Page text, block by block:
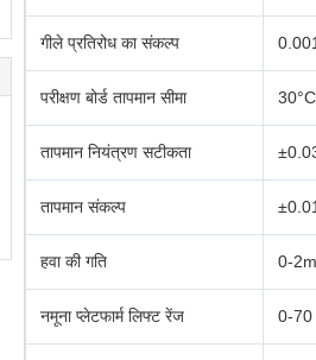
गीले प्रतिरोध का संकल्प
परीक्षण बोर्ड तापमान सीमा
तापमान नियंत्रण सटीकता
तापमान संकल्प
हवा की गति 0-
नमूना प्लेटफार्म लिफ्ट रेंज 0-70